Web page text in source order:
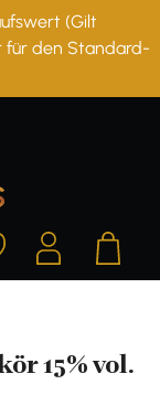
(Gilt
für den Standard-
15% vol.